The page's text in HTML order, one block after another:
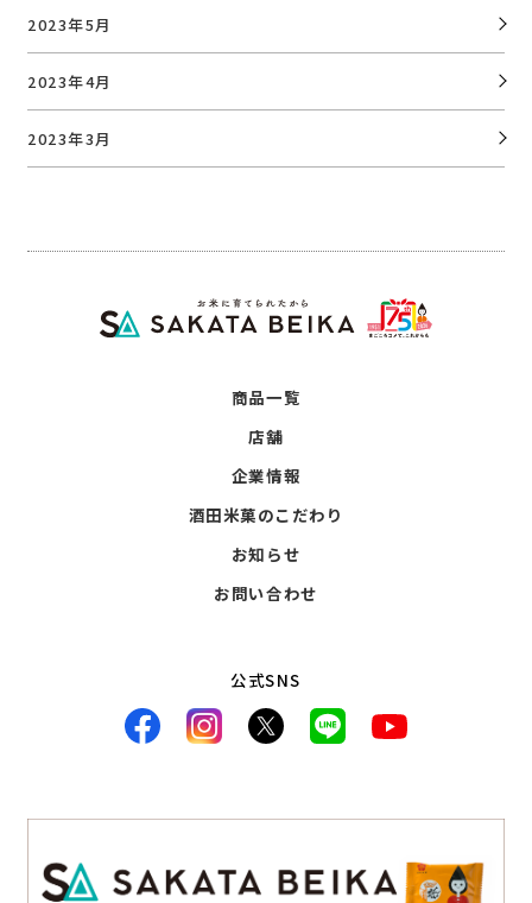
2023年5月
2023年4月
2023年3月
商品一覧
店舗
企業情報
酒田米菓のこだわり
お知らせ
お問い合わせ
公式SNS